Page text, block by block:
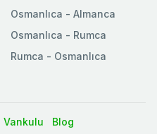
Osmanlıca - Almanca
Osmanlıca - Rumca
Rumca - Osmanlıca
Vankulu Blog